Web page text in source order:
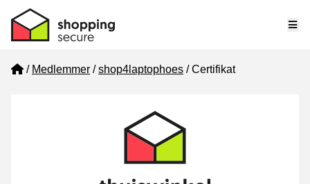
Home
Medlemmer shop4laptophoes Certifikat